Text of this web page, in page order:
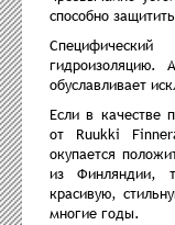
способно
гидроизоляцию.
обуславливает
Если в качестве
от Ruukki
окупается
из Финляндии,
красивую,
многие годы.